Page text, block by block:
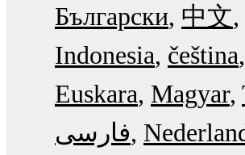
Български 中文
Indonesia čeština
Euskara Magyar
فارسی